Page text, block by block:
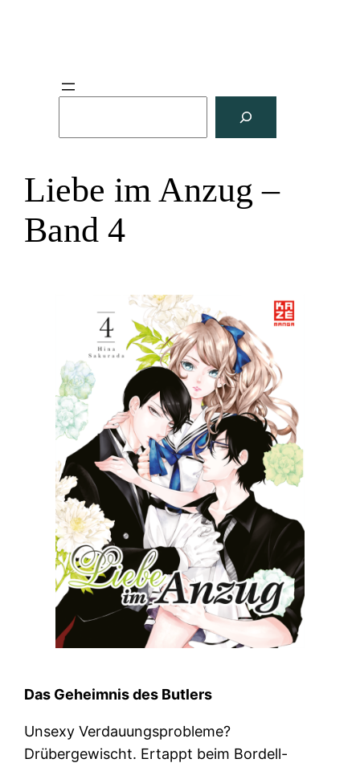
e
Liebe im Anzug –
Band 4
Das Geheimnis des Butlers
Unsexy Verdauungsprobleme?
Drübergewischt. Ertappt beim Bordell-